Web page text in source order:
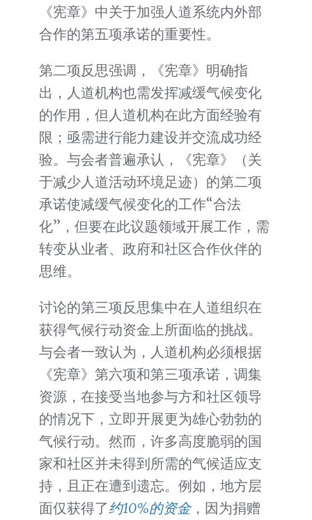
《宪章》中关于加强人道系统内外部
合作的第五项承诺的重要性。
第二项反思强调，《宪章》明确指
出，人道机构也需发挥减缓气候变化
的作用，但人道机构在此方面经验有
限；亟需进行能力建设并交流成功经
验。与会者普遍承认，《宪章》（关
于减少人道活动环境足迹）的第二项
承诺使减缓气候变化的工作“合法
化”，但要在此议题领域开展工作，需
转变从业者、政府和社区合作伙伴的
思维。
讨论的第三项反思集中在人道组织在
获得气候行动资金上所面临的挑战。
与会者一致认为，人道机构必须根据
《宪章》第六项和第三项承诺，调集
资源，在接受当地参与方和社区领导
的情况下，立即开展更为雄心勃勃的
气候行动。然而，许多高度脆弱的国
家和社区并未得到所需的气候适应支
持，且正在遭到遗忘。例如，地方层
面仅获得了约10%的资金，因为捐赠